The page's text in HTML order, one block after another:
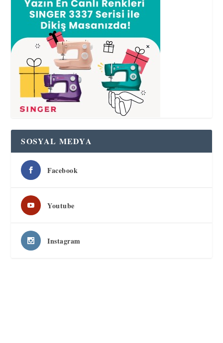
SOSYAL MEDYA
Facebook
Youtube
Instagram